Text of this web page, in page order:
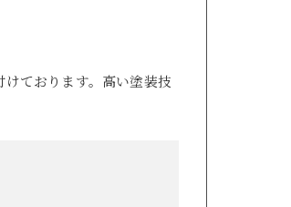
ております。高い塗装技